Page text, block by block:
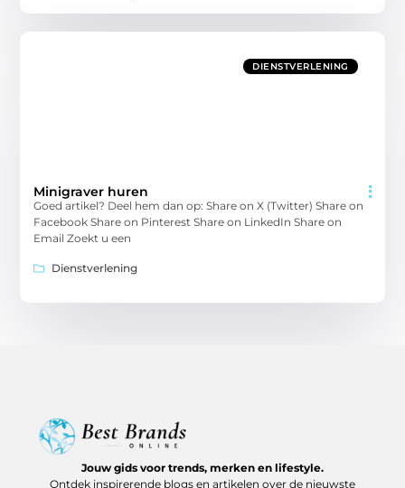
DIENSTVERLENING
Minigraver huren
Goed artikel? Deel hem dan op: Share on X (Twitter) Share on
Facebook Share on Pinterest Share on LinkedIn Share on
Email Zoekt u een
Dienstverlening
Jouw gids voor trends, merken en lifestyle.
Ontdek inspirerende blogs en artikelen over de nieuwste